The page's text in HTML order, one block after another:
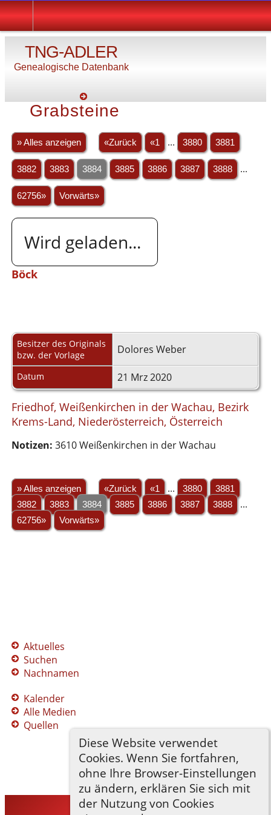
TNG-ADLER
Genealogische Datenbank
Diese Website verwendet
Cookies. Wenn Sie fortfahren,
ohne Ihre Browser-Einstellungen
zu ändern, erklären Sie sich mit
der Nutzung von Cookies
Grabsteine
» Alles anzeigen «Zurück «1 ... 3880 3881
3882 3883 3884 3885 3886 3887 3888 ...
62756» Vorwärts»
Wird geladen...
Böck
Besitzer des Originals
bzw. der Vorlage
Dolores Weber
Datum 21 Mrz 2020
Friedhof, Weißenkirchen in der Wachau, Bezirk
Krems-Land, Niederösterreich, Österreich
Notizen: 3610 Weißenkirchen in der Wachau
» Alles anzeigen «Zurück «1 ... 3880
3881
3882
3883 3884 3885 3886 3887 3888
...
62756»
Vorwärts»
Aktuelles
Suchen
Nachnamen
Kalender
Alle Medien
Quellen